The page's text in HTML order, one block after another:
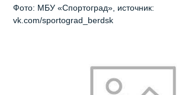
Фото: МБУ «Спортоград», источник:
vk.com/sportograd_berdsk